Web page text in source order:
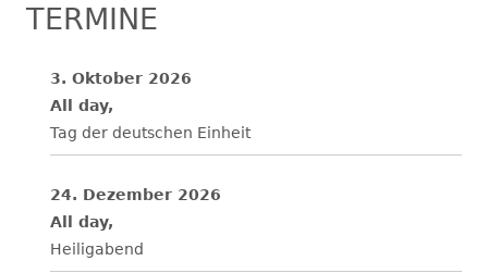
TERMINE
3. Oktober 2026
All day,
Tag der deutschen Einheit
24. Dezember 2026
All day,
Heiligabend